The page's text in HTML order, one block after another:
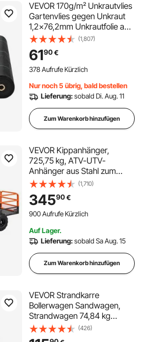
VEVOR 170g/m² Unkrautvlies
Gartenvlies gegen Unkraut
1,2x76,2mm Unkrautfolie aus
PP Wasserdurchlässig
Reißfest Korrosionsbeständig
Unkrautflies 850/950N
Zugfestigkeit Unkrautschutz
(1,807)
6190€
378 Aufrufe Kürzlich
Nur noch 5 übrig, bald bestellen
Lieferung:sobald Di. Aug. 11
Zum Warenkorb hinzufügen
VEVOR Kippanhänger,
725,75 kg, ATV-UTV-
Anhänger aus Stahl zum
Hinterherziehen, Kipper mit
abnehmbarer Rückwand,
Gartenanhänger zum
Hinterherziehen für
Gartenabfälle
(1,710)
34590€
900 Aufrufe Kürzlich
Auf Lager.
Lieferung:sobald Sa Aug. 15
Zum Warenkorb hinzufügen
VEVOR Strandkarre
Bollerwagen Sandwagen,
Strandwagen 74,84 kg
Tragkraft,
Zusammenklappbarer
(426)